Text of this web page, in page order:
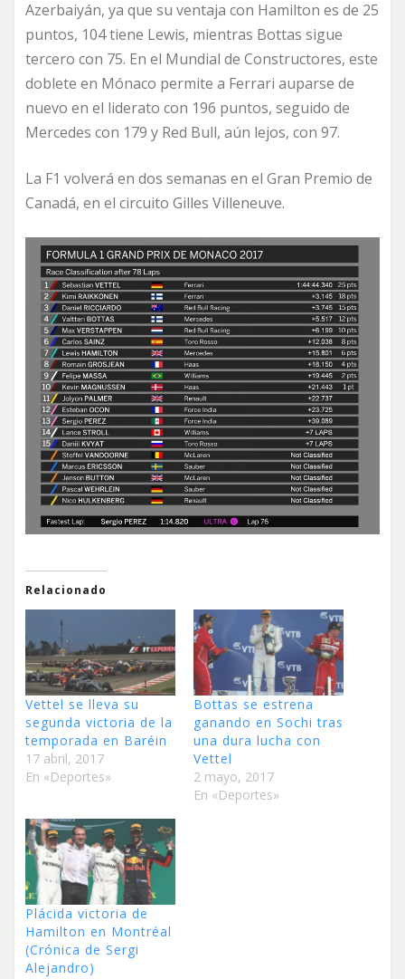
Azerbaiyán, ya que su ventaja con Hamilton es de 25
puntos, 104 tiene Lewis, mientras Bottas sigue
tercero con 75. En el Mundial de Constructores, este
doblete en Mónaco permite a Ferrari auparse de
nuevo en el liderato con 196 puntos, seguido de
Mercedes con 179 y Red Bull, aún lejos, con 97.
La F1 volverá en dos semanas en el Gran Premio de
Canadá, en el circuito Gilles Villeneuve.
Relacionado
Vettel se lleva su
segunda victoria de la
temporada en Baréin
17 abril, 2017
En «Deportes»
Bottas se estrena
ganando en Sochi tras
una dura lucha con
Vettel
2 mayo, 2017
En «Deportes»
Plácida victoria de
Hamilton en Montréal
(Crónica de Sergi
Alejandro)